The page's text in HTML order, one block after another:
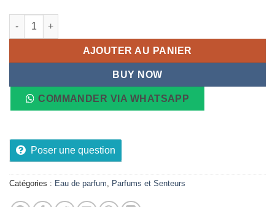
quantité de Eau de parfum ALLURE SENSUELLE, 100ml
AJOUTER AU PANIER
BUY NOW
COMMANDER VIA WHATSAPP
Poser une question
Catégories : Eau de parfum Parfums et Senteurs